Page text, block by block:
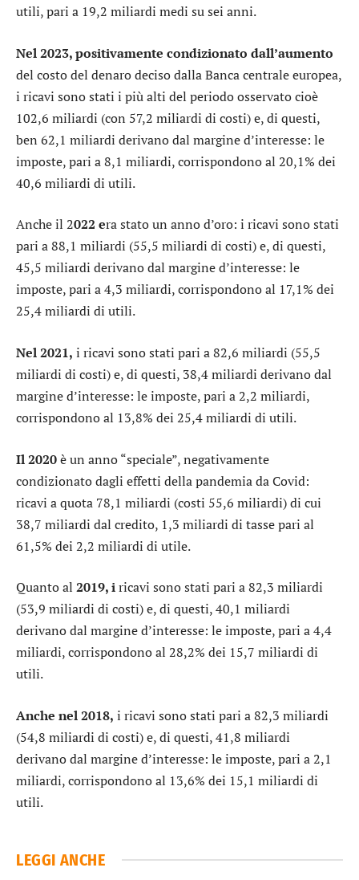
utili, pari a 19,2 miliardi medi su sei anni.
Nel 2023, positivamente condizionato dall’aumento
del costo del denaro deciso dalla Banca centrale europea,
i ricavi sono stati i più alti del periodo osservato cioè
102,6 miliardi (con 57,2 miliardi di costi) e, di questi,
ben 62,1 miliardi derivano dal margine d’interesse: le
imposte, pari a 8,1 miliardi, corrispondono al 20,1% dei
40,6 miliardi di utili.
Anche il 2022 era stato un anno d’oro: i ricavi sono stati
pari a 88,1 miliardi (55,5 miliardi di costi) e, di questi,
45,5 miliardi derivano dal margine d’interesse: le
imposte, pari a 4,3 miliardi, corrispondono al 17,1% dei
25,4 miliardi di utili.
Nel 2021, i ricavi sono stati pari a 82,6 miliardi (55,5
miliardi di costi) e, di questi, 38,4 miliardi derivano dal
margine d’interesse: le imposte, pari a 2,2 miliardi,
corrispondono al 13,8% dei 25,4 miliardi di utili.
Il 2020è un anno “speciale”, negativamente
condizionato dagli effetti della pandemia da Covid:
ricavi a quota 78,1 miliardi (costi 55,6 miliardi) di cui
38,7 miliardi dal credito, 1,3 miliardi di tasse pari al
61,5% dei 2,2 miliardi di utile.
Quanto al 2019, iricavi sono stati pari a 82,3 miliardi
(53,9 miliardi di costi) e, di questi, 40,1 miliardi
derivano dal margine d’interesse: le imposte, pari a 4,4
miliardi, corrispondono al 28,2% dei 15,7 miliardi di
utili.
Anche nel 2018, i ricavi sono stati pari a 82,3 miliardi
(54,8 miliardi di costi) e, di questi, 41,8 miliardi
derivano dal margine d’interesse: le imposte, pari a 2,1
miliardi, corrispondono al 13,6% dei 15,1 miliardi di
utili.
LEGGI ANCHE